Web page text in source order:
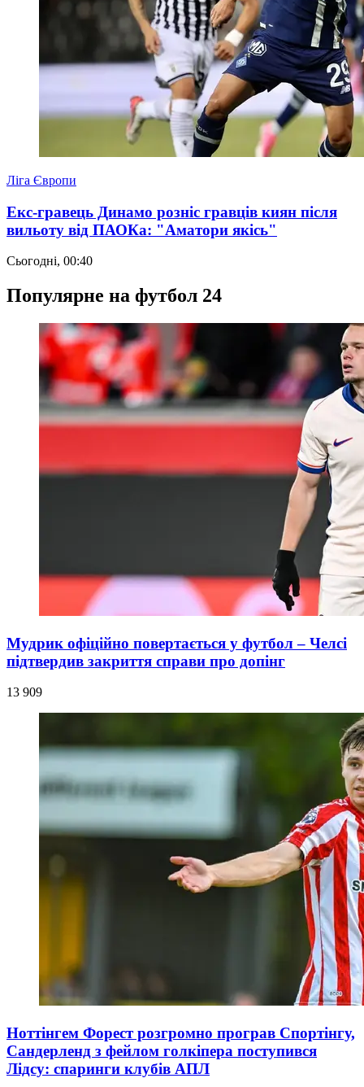
Ліга Європи
Екс-гравець Динамо розніс гравців киян після
вильоту від ПАОКа: "Аматори якісь"
Сьогодні, 00:40
Популярне на футбол 24
Мудрик офіційно повертається у футбол – Челсі
підтвердив закриття справи про допінг
13 909
Ноттінгем Форест розгромно програв Спортінгу,
Сандерленд з фейлом голкіпера поступився
Лідсу: спаринги клубів АПЛ